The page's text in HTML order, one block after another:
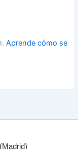
Aprende cómo se